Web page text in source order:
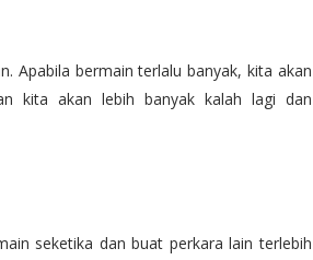
Apabila bermain terlalu banyak, kita akan
kita akan lebih banyak kalah lagi dan
seketika dan buat perkara lain terlebih